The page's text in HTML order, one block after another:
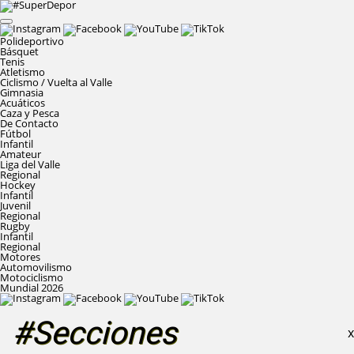
Polideportivo
Básquet
Tenis
Atletismo
Ciclismo / Vuelta al Valle
Gimnasia
Acuáticos
Caza y Pesca
De Contacto
Fútbol
Infantil
Amateur
Liga del Valle
Regional
Hockey
Infantil
Juvenil
Regional
Rugby
Infantil
Regional
Motores
Automovilismo
Motociclismo
Mundial 2026
#Secciones X